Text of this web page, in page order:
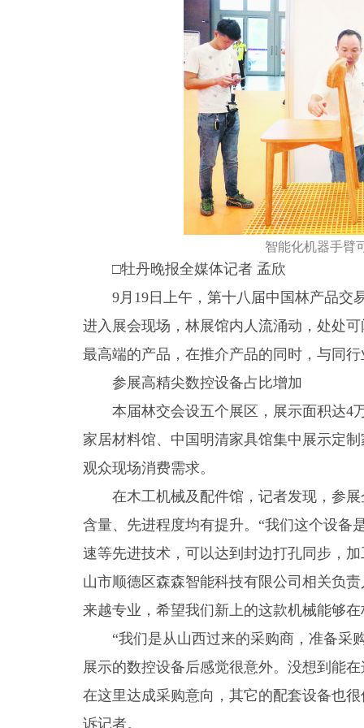
智能化机器手臂
□牡丹晚报全媒体记者 孟欣
9月19日上午，第十八届中国林产品交
进入展会现场，林展馆内人流涌动，处处
最高端的产品，在推介产品的同时，与同
参展高精尖数控设备占比增加
本届林交会设五个展区，展示面积达4
家居材料馆、中国明清家具馆集中展示定
观众现场消费需求。
在木工机械及配件馆，记者发现，参
含量、先进程度均有提升。“我们这个设备
速等先进技术，可以达到封边打孔同步，
山市顺德区森森智能科技有限公司相关负
来越专业，希望我们新上的这款机械能够
“我们是从山西过来的采购商，准备采
展示的数控设备后感觉很意外。没想到能
在这里达成采购意向，其它的配套设备也
诉记者。